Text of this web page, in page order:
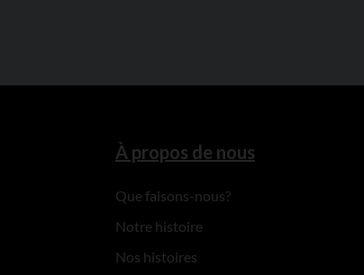
À propos de nous
Que faisons-nous?
Notre histoire
Nos histoires